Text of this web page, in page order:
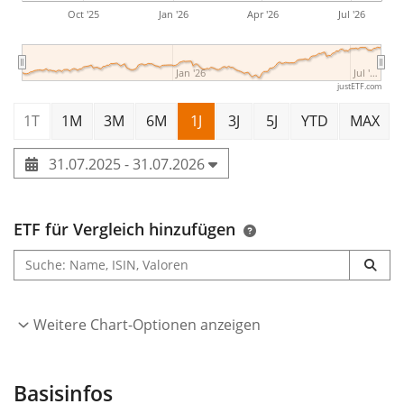
Oct '25 Jan '26 Apr '26 Jul '26
Jan '26 Jul '…
justETF.com
1T 1M 3M 6M 1J 3J 5J YTD MAX
31.07.2025 - 31.07.2026
ETF für Vergleich hinzufügen
Weitere Chart-Optionen anzeigen
Basisinfos